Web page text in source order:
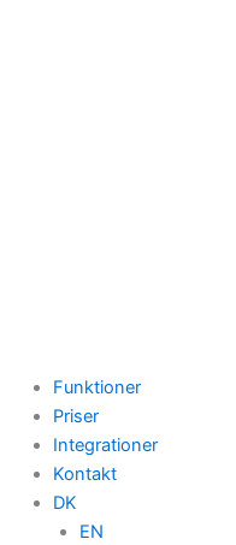
Funktioner
Priser
Integrationer
Kontakt
DK
EN